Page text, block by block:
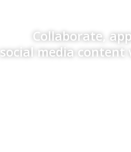
Collaborate,
social media